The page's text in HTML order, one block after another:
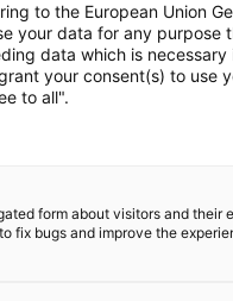
to the European Union
your data for any purpose
data which is necessary
your consent(s) to use
to all".
form about visitors and their
fix bugs and improve the